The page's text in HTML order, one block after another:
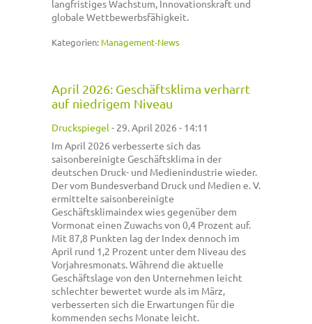
langfristiges Wachstum, Innovationskraft und
globale Wettbewerbsfähigkeit.
Kategorien: Management-News
April 2026: Geschäftsklima verharrt
auf niedrigem Niveau
Druckspiegel - 29. April 2026 - 14:11
Im April 2026 verbesserte sich das
saisonbereinigte Geschäftsklima in der
deutschen Druck- und Medienindustrie wieder.
Der vom Bundesverband Druck und Medien e. V.
ermittelte saisonbereinigte
Geschäftsklimaindex wies gegenüber dem
Vormonat einen Zuwachs von 0,4 Prozent auf.
Mit 87,8 Punkten lag der Index dennoch im
April rund 1,2 Prozent unter dem Niveau des
Vorjahresmonats. Während die aktuelle
Geschäftslage von den Unternehmen leicht
schlechter bewertet wurde als im März,
verbesserten sich die Erwartungen für die
kommenden sechs Monate leicht.